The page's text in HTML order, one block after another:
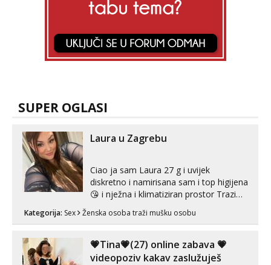
SUPER OGLASI
Laura u Zagrebu
Ciao ja sam Laura 27 g i uvijek
diskretno i namirisana sam i top higijena
😘 i nježna i klimatiziran prostor Trazim
Pusenje i gutanje sperme Erotsko rublje
tijelu Iskljucivo neradim analni !!! I
neljubim se Wha...
Kategorija: Sex Ženska osoba traži mušku osobu
💗Tina💗(27) online zabava 💗
videopoziv kakav zaslužuješ